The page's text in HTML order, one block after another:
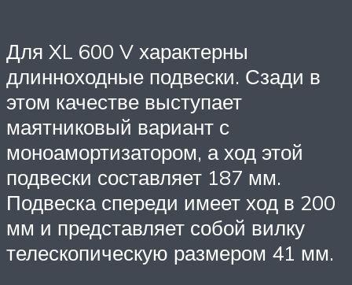
Для XL 600 V характерны
длинноходные подвески. Сзади в
этом качестве выступает
маятниковый вариант с
моноамортизатором, а ход этой
подвески составляет 187 мм.
Подвеска спереди имеет ход в 200
мм и представляет собой вилку
телескопическую размером 41 мм.